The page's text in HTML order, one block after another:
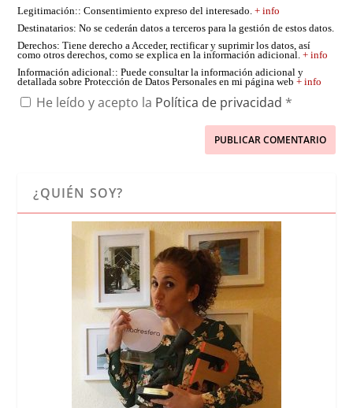
Legitimación:: Consentimiento expreso del interesado.+ info
Destinatarios: No se cederán datos a terceros para la gestión de estos datos.
Derechos: Tiene derecho a Acceder, rectificar y suprimir los datos, así
como otros derechos, como se explica en la información adicional.+ info
Información adicional:: Puede consultar la información adicional y
detallada sobre Protección de Datos Personales en mi página web+ info
He leído y acepto la Política de privacidad *
¿QUIÉN SOY?